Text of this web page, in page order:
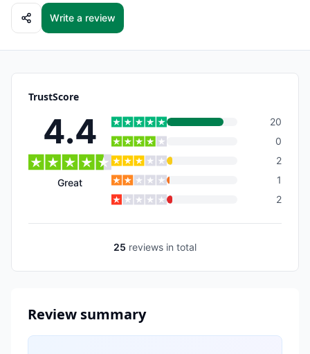
Write a review
TrustScore
4.4
Great
20
0
2
1
2
25 reviews in total
Review summary